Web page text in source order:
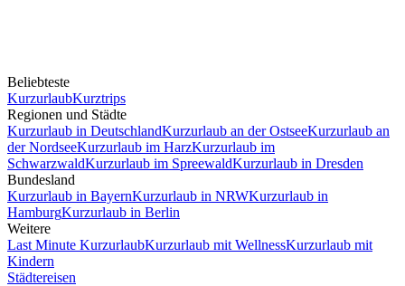
Beliebteste
KurzurlaubKurztrips
Regionen und Städte
Kurzurlaub in DeutschlandKurzurlaub an der OstseeKurzurlaub an
der NordseeKurzurlaub im HarzKurzurlaub im
SchwarzwaldKurzurlaub im SpreewaldKurzurlaub in Dresden
Bundesland
Kurzurlaub in BayernKurzurlaub in NRWKurzurlaub in
HamburgKurzurlaub in Berlin
Weitere
Last Minute KurzurlaubKurzurlaub mit WellnessKurzurlaub mit
Kindern
Städtereisen